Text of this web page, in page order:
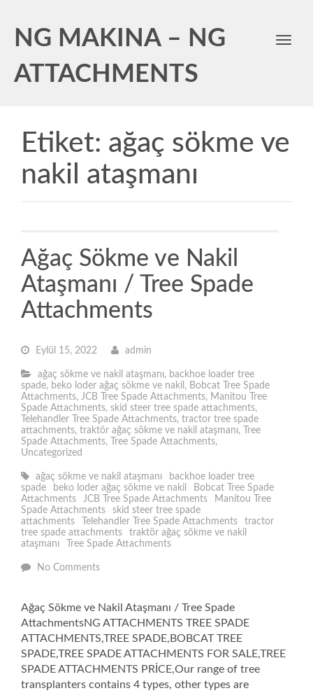
NG MAKINA – NG
ATTACHMENTS
Toggle
Etiket: ağaç sökme ve
nakil ataşmanı
Ağaç Sökme ve Nakil
Ataşmanı / Tree Spade
Attachments
Eylül 15, 2022 admin
ağaç sökme ve nakil ataşmanı, backhoe loader tree
spade, beko loder ağaç sökme ve nakil , Bobcat Tree Spade
Attachments, JCB Tree Spade Attachments, Manitou Tree
Spade Attachments, skid steer tree spade attachments,
Telehandler Tree Spade Attachments, tractor tree spade
attachments, traktör ağaç sökme ve nakil ataşmanı,
Tree
Spade Attachments, Tree Spade Attachments,
Uncategorized
ağaç sökme ve nakil ataşmanı
backhoe loader tree
spade
beko loder ağaç sökme ve nakil
Bobcat Tree Spade
Attachments
JCB Tree Spade Attachments
Manitou Tree
Spade Attachments
skid steer tree spade
attachments
Telehandler Tree Spade Attachments
tractor
tree spade attachments
traktör ağaç sökme ve nakil
ataşmanı
Tree Spade Attachments
No Comments
Ağaç Sökme ve Nakil Ataşmanı / Tree Spade
AttachmentsNG ATTACHMENTS TREE SPADE
ATTACHMENTS,TREE SPADE,BOBCAT TREE
SPADE,TREE SPADE ATTACHMENTS FOR SALE,TREE
SPADE ATTACHMENTS PRİCE,Our range of tree
transplanters contains 4 types, other types are